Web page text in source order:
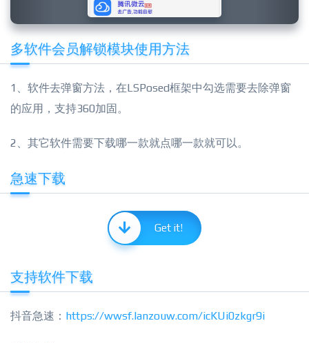
多软件会员解锁模块使用方法
1、软件去弹窗方法，在LSPosed框架中勾选需要去除弹窗
的应用，支持360加固。
2、其它软件需要下载哪一款就点哪一款就可以。
急速下载
Get it!
支持软件下载
抖音急速： https://wwsf.lanzouw.com/icKUi0zkgr9i